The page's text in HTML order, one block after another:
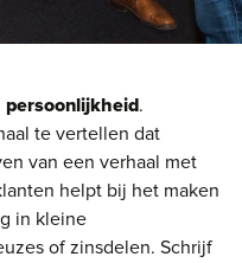
persoonlijkheid.
te vertellen dat
van een verhaal met
helpt bij het maken
in kleine
of zinsdelen. Schrijf